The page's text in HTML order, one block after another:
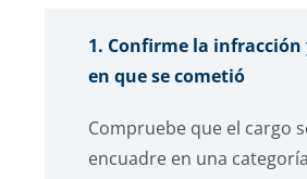
1. Confirme la infracción
en que se cometió
Compruebe que el cargo
encuadre en una categoría